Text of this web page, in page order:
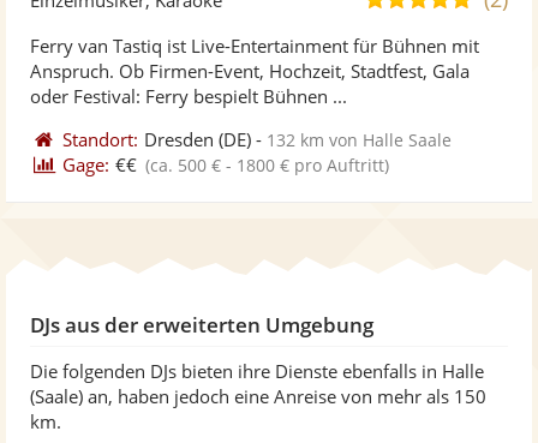
Fotos
5
Ferry van Tastiq ist Live-Entertainment für Bühnen mit
Anspruch. Ob Firmen-Event, Hochzeit, Stadtfest, Gala
oder Festival: Ferry bespielt Bühnen ...
Standort: Dresden (DE) - 132 km von Halle Saale
Gage: €€ (ca. 500 € - 1800 € pro Auftritt)
DJs aus der erweiterten Umgebung
Die folgenden DJs bieten ihre Dienste ebenfalls in Halle
(Saale) an, haben jedoch eine Anreise von mehr als 150
km.